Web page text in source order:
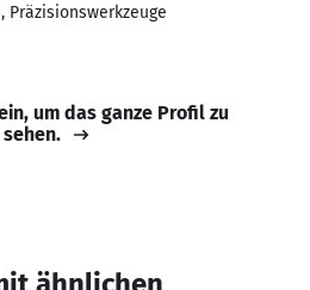
Präzisionswerkzeuge
um das ganze Profil zu
sehen.